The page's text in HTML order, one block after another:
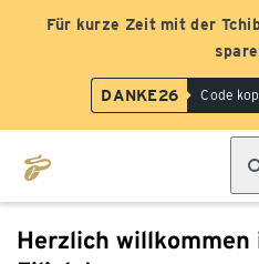
Für kurze Zeit mit der
DANKE26 Code
Herzlich willkommen